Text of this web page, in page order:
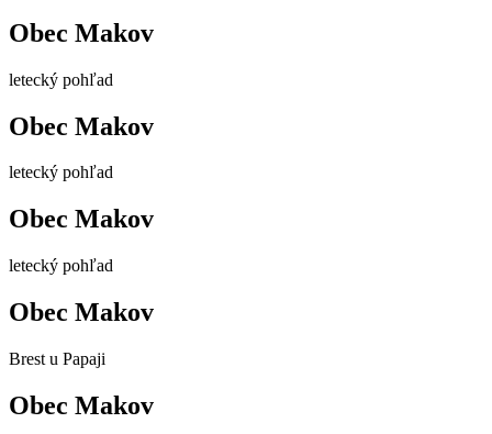
Obec Makov
letecký pohľad
Obec Makov
letecký pohľad
Obec Makov
letecký pohľad
Obec Makov
Brest u Papaji
Obec Makov